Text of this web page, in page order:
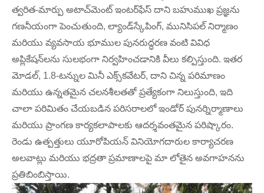
త్వరిత-మార్పు అటాచ్‌మెంట్ ఇంటర్‌ఫేస్ దాని బహుముఖ ప్రజ్ఞను
గణనీయంగా పెంచుతుంది, ల్యాండ్‌స్కేపింగ్, మునిసిపల్ నిర్మాణం
మరియు వ్యవసాయ భూముల పునరుద్ధరణ వంటి వివిధ
అప్లికేషన్‌లను సులభంగా నిర్వహించడానికి వీలు కల్పిస్తుంది. ఇతర
మోడల్, 1.8-టన్నుల మినీ ఎక్స్‌కవేటర్, దాని చిన్న పరిమాణం
మరియు ఉన్నతమైన చలనశీలతతో ప్రత్యేకంగా నిలుస్తుంది, ఇది
చాలా పరిమితం చేయబడిన పరిసరాలలో ఇండోర్ పునర్నిర్మాణాలు
మరియు ప్రాంగణ కార్యకలాపాలకు ఆదర్శవంతమైన పరిష్కారం.
రెండు ఉత్పత్తులు యూరోపియన్ వినియోగదారుల కార్యాచరణ
అలవాట్లు మరియు భద్రతా ప్రమాణాలపై మా లోతైన అవగాహనను
ప్రతిబింబిస్తాయి.